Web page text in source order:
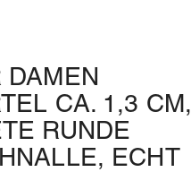
DAMEN
CA. 1,3 CM,
RUNDE
ECHT